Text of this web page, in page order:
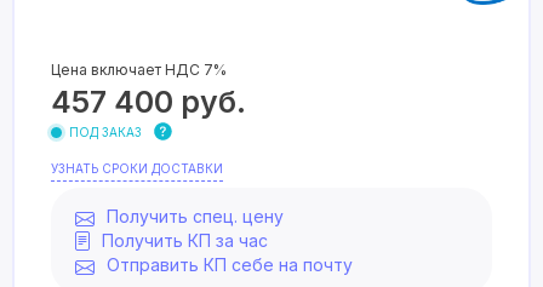
Цена включает НДС 7%
457 400 руб.
ПОД ЗАКАЗ
УЗНАТЬ СРОКИ ДОСТАВКИ
Получить спец. цену
Получить КП за час
Отправить КП себе на почту